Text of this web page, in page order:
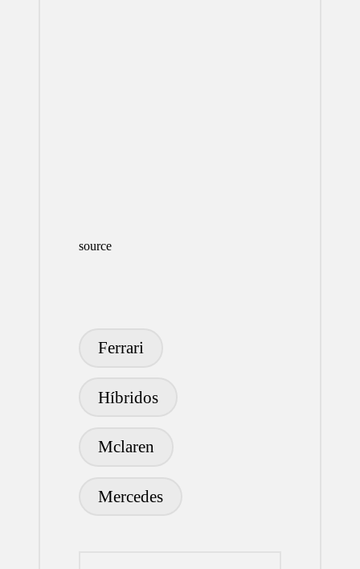
source
Ferrari
Híbridos
Mclaren
Mercedes